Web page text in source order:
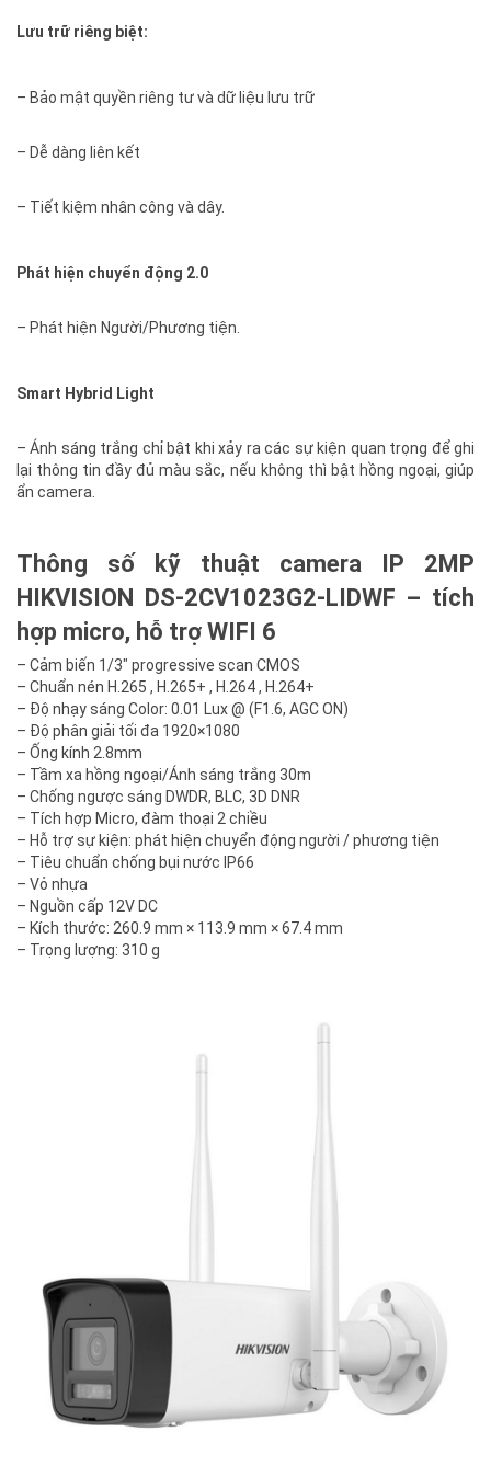
Lưu trữ riêng biệt:
– Bảo mật quyền riêng tư và dữ liệu lưu trữ
– Dễ dàng liên kết
– Tiết kiệm nhân công và dây.
Phát hiện chuyển động 2.0
– Phát hiện Người/Phương tiện.
Smart Hybrid Light
– Ánh sáng trắng chỉ bật khi xảy ra các sự kiện quan trọng để ghi
lại thông tin đầy đủ màu sắc, nếu không thì bật hồng ngoại, giúp
ẩn camera.
Thông số kỹ thuật camera IP 2MP
HIKVISION DS-2CV1023G2-LIDWF – tích
hợp micro, hỗ trợ WIFI 6
– Cảm biến 1/3″ progressive scan CMOS
– Chuẩn nén H.265 , H.265+ , H.264 , H.264+
– Độ nhạy sáng Color: 0.01 Lux @ (F1.6, AGC ON)
– Độ phân giải tối đa 1920×1080
– Ống kính 2.8mm
– Tầm xa hồng ngoại/Ánh sáng trắng 30m
– Chống ngược sáng DWDR, BLC, 3D DNR
– Tích hợp Micro, đàm thoại 2 chiều
– Hỗ trợ sự kiện: phát hiện chuyển động người / phương tiện
– Tiêu chuẩn chống bụi nước IP66
– Vỏ nhựa
– Nguồn cấp 12V DC
– Kích thước: 260.9 mm × 113.9 mm × 67.4 mm
– Trọng lượng: 310 g